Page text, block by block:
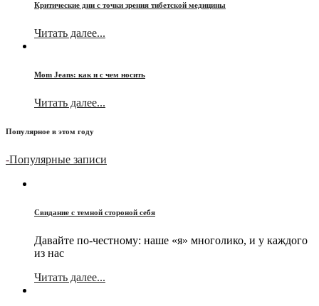
Критические дни с точки зрения тибетской медицины
Читать далее...
Mom Jeans: как и с чем носить
Читать далее...
Популярное в этом году
-Популярные записи
Свидание с темной стороной себя
Давайте по-честному: наше «я» многолико, и у каждого
из нас
Читать далее...